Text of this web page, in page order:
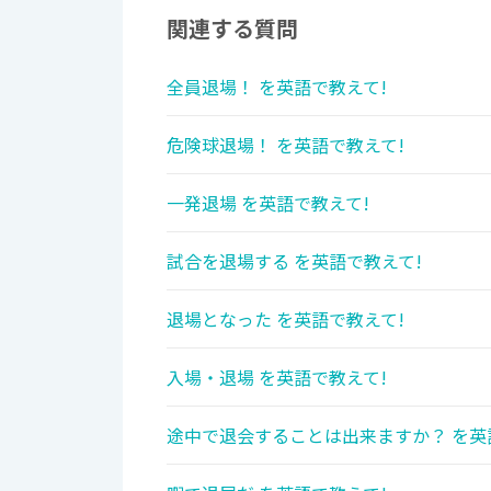
関連する質問
全員退場！ を英語で教えて!
危険球退場！ を英語で教えて!
一発退場 を英語で教えて!
試合を退場する を英語で教えて!
退場となった を英語で教えて!
入場・退場 を英語で教えて!
途中で退会することは出来ますか？ を